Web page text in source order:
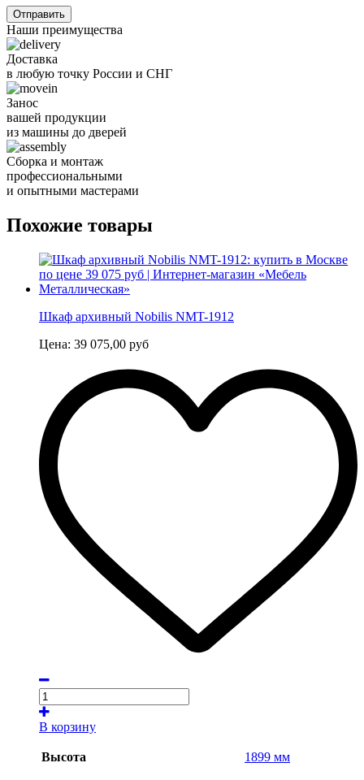
Отправить
Наши преимущества
Доставка
в любую точку России и СНГ
Занос
вашей продукции
из машины до дверей
Сборка и монтаж
профессиональными
и опытными мастерами
Похожие товары
Шкаф архивный Nobilis NMT-1912
Цена: 39 075,00 руб
В корзину
Высота 1899 мм